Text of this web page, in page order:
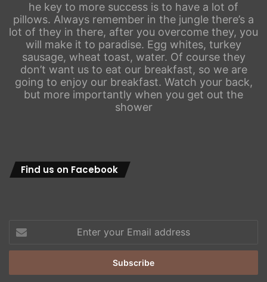
he key to more success is to have a lot of
pillows. Always remember in the jungle there’s a
lot of they in there, after you overcome they, you
will make it to paradise. Egg whites, turkey
sausage, wheat toast, water. Of course they
don’t want us to eat our breakfast, so we are
going to enjoy our breakfast. Watch your back,
but more importantly when you get out the
shower
Find us on Facebook
Enter
your
Email